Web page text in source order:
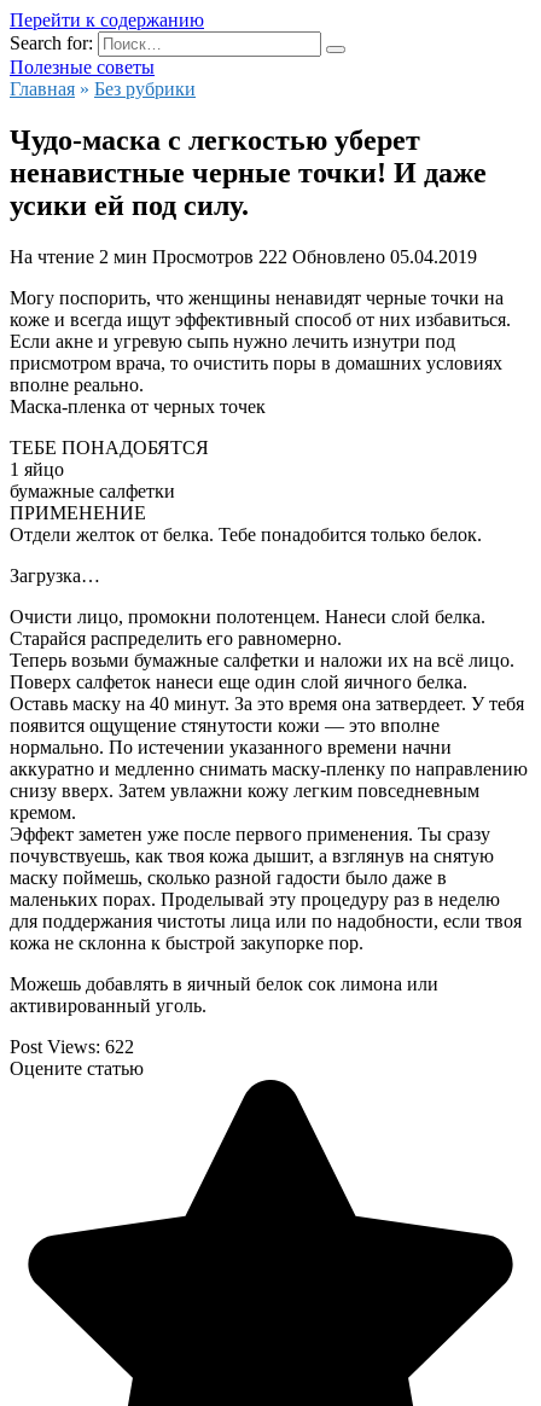
Перейти к содержанию
Search for:
Полезные советы
Главная » Без рубрики
Чудо-маска с легкостью уберет
ненавистные черные точки! И даже
усики ей под силу.
На чтение 2 мин Просмотров 222 Обновлено 05.04.2019
Могу поспорить, что женщины ненавидят черные точки на
коже и всегда ищут эффективный способ от них избавиться.
Если акне и угревую сыпь нужно лечить изнутри под
присмотром врача, то очистить поры в домашних условиях
вполне реально.
Маска-пленка от черных точек
ТЕБЕ ПОНАДОБЯТСЯ
1 яйцо
бумажные салфетки
ПРИМЕНЕНИЕ
Отдели желток от белка. Тебе понадобится только белок.
Загрузка…
Очисти лицо, промокни полотенцем. Нанеси слой белка.
Старайся распределить его равномерно.
Теперь возьми бумажные салфетки и наложи их на всё лицо.
Поверх салфеток нанеси еще один слой яичного белка.
Оставь маску на 40 минут. За это время она затвердеет. У тебя
появится ощущение стянутости кожи — это вполне
нормально. По истечении указанного времени начни
аккуратно и медленно снимать маску-пленку по направлению
снизу вверх. Затем увлажни кожу легким повседневным
кремом.
Эффект заметен уже после первого применения. Ты сразу
почувствуешь, как твоя кожа дышит, а взглянув на снятую
маску поймешь, сколько разной гадости было даже в
маленьких порах. Проделывай эту процедуру раз в неделю
для поддержания чистоты лица или по надобности, если твоя
кожа не склонна к быстрой закупорке пор.
Можешь добавлять в яичный белок сок лимона или
активированный уголь.
Post Views: 622
Оцените статью